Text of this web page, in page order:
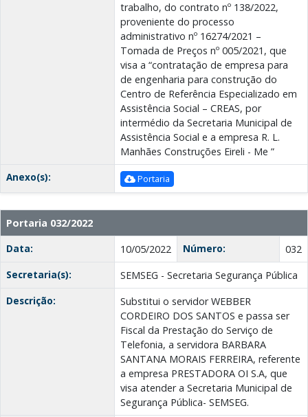
trabalho, do contrato nº 138/2022,
proveniente do processo
administrativo nº 16274/2021 –
Tomada de Preços nº 005/2021, que
visa a “contratação de empresa para
de engenharia para construção do
Centro de Referência Especializado em
Assistência Social – CREAS, por
intermédio da Secretaria Municipal de
Assistência Social e a empresa R. L.
Manhães Construções Eireli - Me ”
Anexo(s):
Portaria
Portaria 032/2022
Data:
10/05/2022 Número:
032
Secretaria(s):
SEMSEG - Secretaria Segurança Pública
Descrição:
Substitui o servidor WEBBER
CORDEIRO DOS SANTOS e passa ser
Fiscal da Prestação do Serviço de
Telefonia, a servidora BARBARA
SANTANA MORAIS FERREIRA, referente
a empresa PRESTADORA OI S.A, que
visa atender a Secretaria Municipal de
Segurança Pública- SEMSEG.